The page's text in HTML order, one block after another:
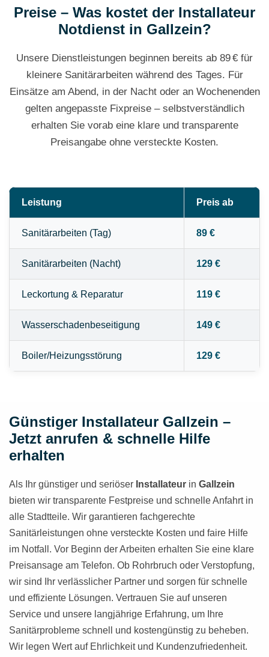
Preise – Was kostet der Installateur
Notdienst in Gallzein?
Unsere Dienstleistungen beginnen bereits ab 89 € für
kleinere Sanitärarbeiten während des Tages. Für
Einsätze am Abend, in der Nacht oder an Wochenenden
gelten angepasste Fixpreise – selbstverständlich
erhalten Sie vorab eine klare und transparente
Preisangabe ohne versteckte Kosten.
Leistung Preis ab
Sanitärarbeiten (Tag) 89 €
Sanitärarbeiten (Nacht) 129 €
Leckortung & Reparatur 119 €
Wasserschadenbeseitigung 149 €
Boiler/Heizungsstörung 129 €
Günstiger Installateur Gallzein –
Jetzt anrufen & schnelle Hilfe
erhalten
Als Ihr günstiger und seriöser Installateur in Gallzein
bieten wir transparente Festpreise und schnelle Anfahrt in
alle Stadtteile. Wir garantieren fachgerechte
Sanitärleistungen ohne versteckte Kosten und faire Hilfe
im Notfall. Vor Beginn der Arbeiten erhalten Sie eine klare
Preisansage am Telefon. Ob Rohrbruch oder Verstopfung,
wir sind Ihr verlässlicher Partner und sorgen für schnelle
und effiziente Lösungen. Vertrauen Sie auf unseren
Service und unsere langjährige Erfahrung, um Ihre
Sanitärprobleme schnell und kostengünstig zu beheben.
Wir legen Wert auf Ehrlichkeit und Kundenzufriedenheit.